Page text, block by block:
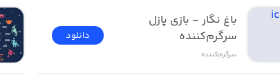
سرگرم‌کننده
سرگرم‌کننده
دانلود